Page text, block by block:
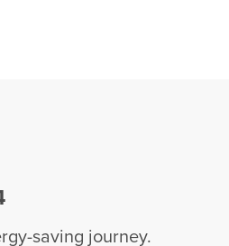
saving journey.